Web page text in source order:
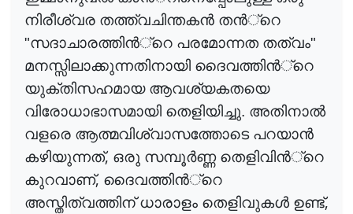
നിരീശ്വര തത്ത്വചിന്തകൻ തൻ്റെ
"സദാചാരത്തിൻ്റെ പരമോന്നത തത്വം"
മനസ്സിലാക്കുന്നതിനായി ദൈവത്തിൻ്റെ
യുക്തിസഹമായ ആവശ്യകതയെ
വിരോധാഭാസമായി തെളിയിച്ചു. അതിനാൽ
വളരെ ആത്മവിശ്വാസത്തോടെ പറയാൻ
കഴിയുന്നത്, ഒരു സമ്പൂർണ്ണതെളിവിൻ്റെ
കുറവാണ്, ദൈവത്തിൻ്റെ
അസ്തിത്വത്തിന് ധാരാളം തെളിവുകൾ ഉണ്ട്,